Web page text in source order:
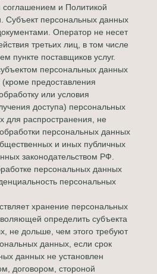
соглашением и Политикой
Субъект персональных данных
Оператор не несет
третьих лиц, в том числе
пункте поставщиков услуг.
персональных данных
предоставления
или условия
доступа) персональных
для распространения, не
персональных данных
и иных публичных
законодательством РФ.
персональных данных
персональных
хранение персональных
определить субъекта
не дольше, чем этого требуют
данных, если срок
данных не установлен
договором, стороной